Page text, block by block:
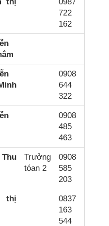
722
162
0908
644
322
0908
485
463
Trưởng
tóan 2
0908
585
203
thị
0837
163
544